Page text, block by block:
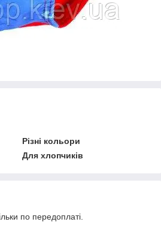
Різні кольори
Для хлопчиків
по передоплаті.